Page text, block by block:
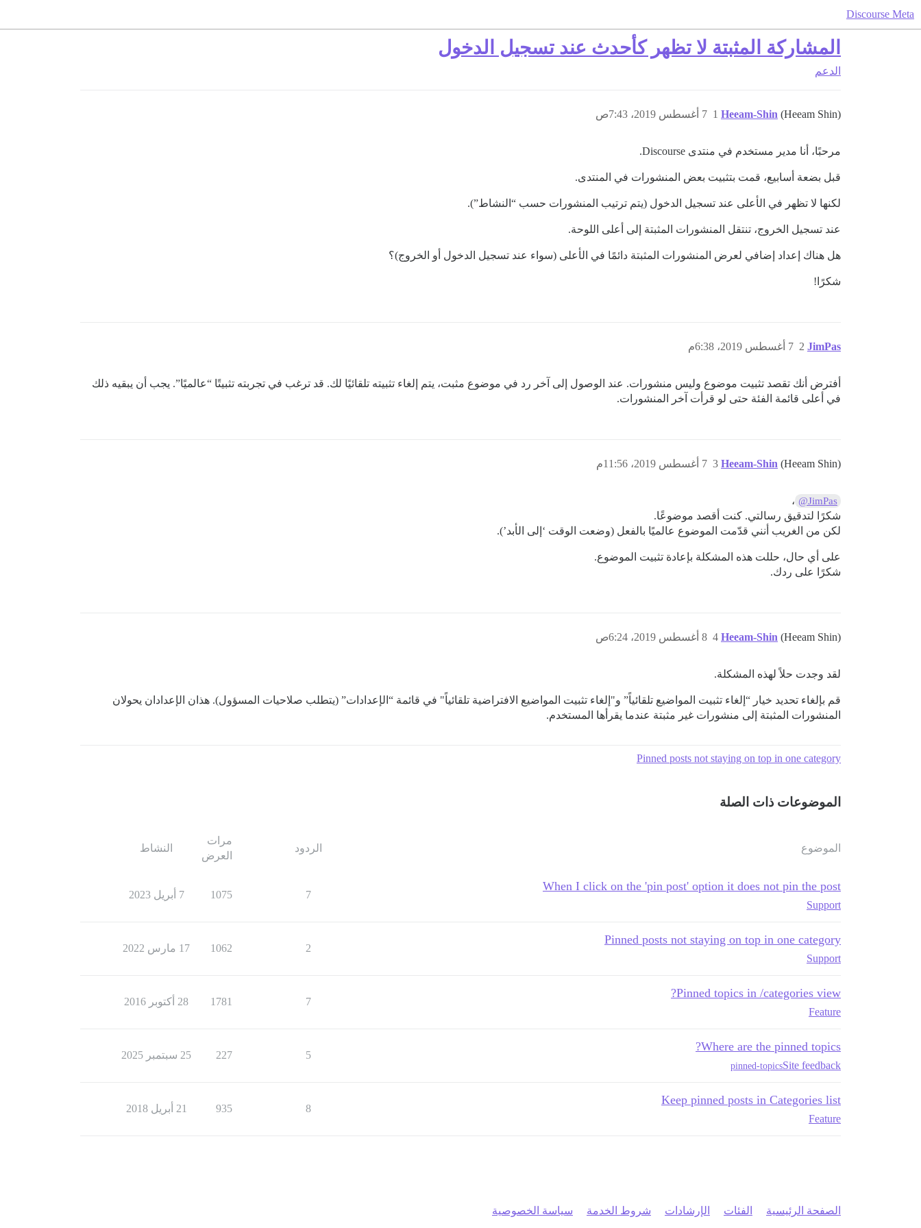
Discourse Meta
المشاركة المثبتة لا تظهر كأحدث عند تسجيل الدخول
الدعم
Heeam-Shin (Heeam Shin) 7 أغسطس 2019، 7:43ص 1
مرحبًا، أنا مدير مستخدم في منتدى Discourse.
قبل بضعة أسابيع، قمت بتثبيت بعض المنشورات في المنتدى.
لكنها لا تظهر في الأعلى عند تسجيل الدخول (يتم ترتيب المنشورات حسب “النشاط”).
عند تسجيل الخروج، تنتقل المنشورات المثبتة إلى أعلى اللوحة.
هل هناك إعداد إضافي لعرض المنشورات المثبتة دائمًا في الأعلى (سواء عند تسجيل الدخول أو الخروج)؟
شكرًا!
JimPas 7 أغسطس 2019، 6:38م 2
أفترض أنك تقصد تثبيت موضوع وليس منشورات. عند الوصول إلى آخر رد في موضوع مثبت، يتم إلغاء تثبيته تلقائيًا لك. قد ترغب في تجربته تثبيتًا “عالميًا”. يجب أن يبقيه ذلك
في أعلى قائمة الفئة حتى لو قرأت آخر المنشورات.
Heeam-Shin (Heeam Shin) 7 أغسطس 2019، 11:56م 3
@JimPas ،
شكرًا لتدقيق رسالتي. كنت أقصد موضوعًا.
لكن من الغريب أنني قدّمت الموضوع عالميًا بالفعل (وضعت الوقت ‘إلى الأبد’).
على أي حال، حللت هذه المشكلة بإعادة تثبيت الموضوع.
شكرًا على ردك.
Heeam-Shin (Heeam Shin) 8 أغسطس 2019، 6:24ص 4
لقد وجدت حلاً لهذه المشكلة.
قم بإلغاء تحديد خيار “إلغاء تثبيت المواضيع تلقائياً” و"إلغاء تثبيت المواضيع الافتراضية تلقائياً" في قائمة “الإعدادات” (يتطلب صلاحيات المسؤول). هذان الإعدادان يحولان
المنشورات المثبتة إلى منشورات غير مثبتة عندما يقرأها المستخدم.
Pinned posts not staying on top in one category
الموضوعات ذات الصلة
الموضوع الردود
مرات
العرض
النشاط
When I click on the 'pin post' option it does not pin the post
Support
7
1075 7 أبريل 2023
Pinned posts not staying on top in one category
Support
2
1062 17 مارس 2022
Pinned topics in /categories view?
Feature
7
1781 28 أكتوبر 2016
Where are the pinned topics?
Site feedback
pinned-topics
5
227 25 سبتمبر 2025
Keep pinned posts in Categories list
Feature
8
935 21 أبريل 2018
الصفحة الرئيسية الفئات الإرشادات شروط الخدمة سياسة الخصوصية